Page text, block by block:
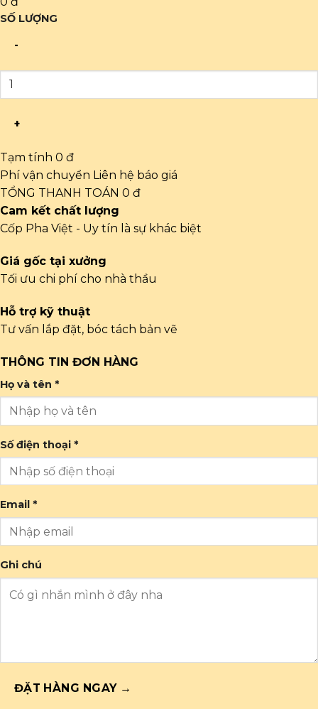
SỐ LƯỢNG
-
+
Tạm tính 0 đ
Phí vận chuyển Liên hệ báo giá
TỔNG THANH TOÁN 0 đ
Cam kết chất lượng
Cốp Pha Việt - Uy tín là sự khác biệt
Giá gốc tại xưởng
Tối ưu chi phí cho nhà thầu
Hỗ trợ kỹ thuật
Tư vấn lắp đặt, bóc tách bản vẽ
THÔNG TIN ĐƠN HÀNG
Họ và tên *
Số điện thoại *
Email *
Ghi chú
ĐẶT HÀNG NGAY →